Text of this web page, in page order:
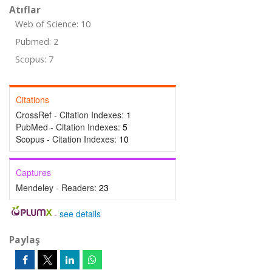
Atıflar
Web of Science: 10
Pubmed: 2
Scopus: 7
Citations
CrossRef - Citation Indexes: 1
PubMed - Citation Indexes: 5
Scopus - Citation Indexes: 10
Captures
Mendeley - Readers: 23
- see details
Paylaş